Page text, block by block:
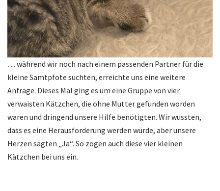
… während wir noch nach einem passenden Partner für die
kleine Samtpfote suchten, erreichte uns eine weitere
Anfrage. Dieses Mal ging es um eine Gruppe von vier
verwaisten Kätzchen, die ohne Mutter gefunden worden
waren und dringend unsere Hilfe benötigten. Wir wussten,
dass es eine Herausforderung werden würde, aber unsere
Herzen sagten „Ja“. So zogen auch diese vier kleinen
Kätzchen bei uns ein.